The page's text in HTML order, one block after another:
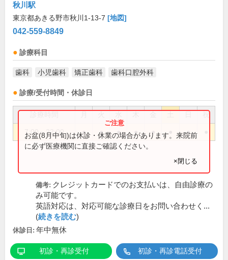
秋川駅
東京都あきる野市秋川1-13-7 [地図]
042-559-8849
診療科目
歯科 小児歯科 矯正歯科 歯科口腔外科
診療/受付時間・休診日
祝
7:00～22:00 ● ● ● ● ● ●
お盆(8月中旬)は休診・休業の場合があります。来院前
に必ず医療機関に直接ご確認ください。
×閉じる
備考: クレジットカードでのお支払いは、自由診療の
み可能です。
英語対応は、対応可能な診療日をお問い合わせく...
(続きを読む)
休診日: 年中無休
初診・再診受付 初診・再診電話受付